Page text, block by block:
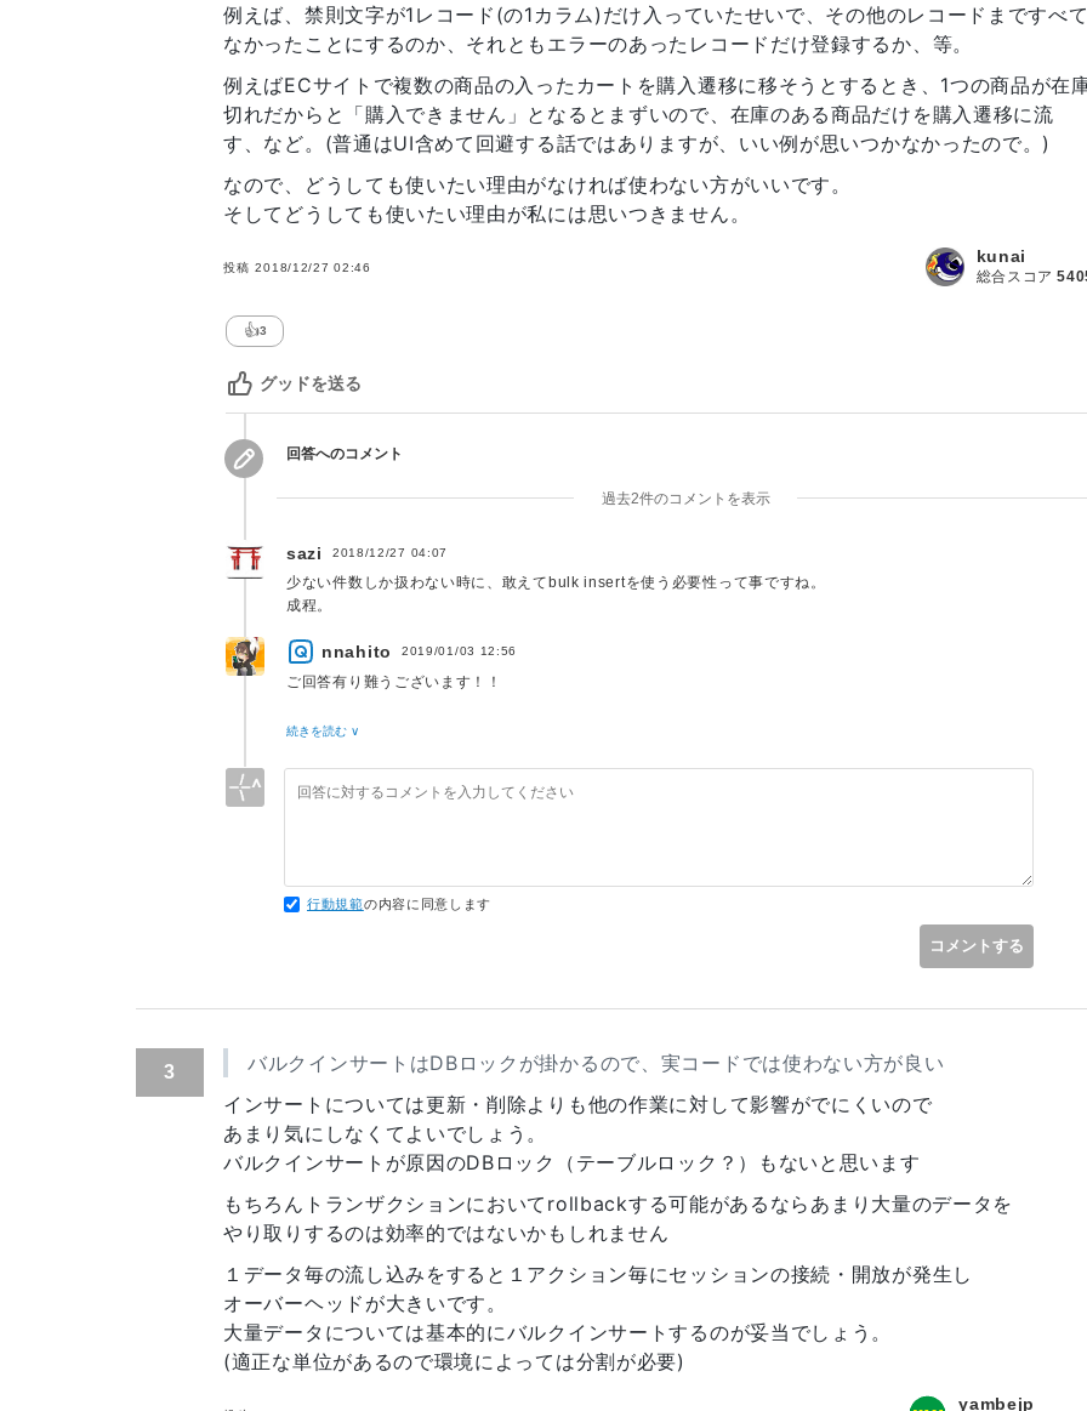
例えば、禁則文字が1レコード(の1カラム)だけ入っていたせいで、その他のレコードまですべ
なかったことにするのか、それともエラーのあったレコードだけ登録するか、等。
例えばECサイトで複数の商品の入ったカートを購入遷移に移そうとするとき、1つの商品が在
切れだからと「購入できません」となるとまずいので、在庫のある商品だけを購入遷移に流
す、など。(普通はUI含めて回避する話ではありますが、いい例が思いつかなかったので。)
なので、どうしても使いたい理由がなければ使わない方がいいです。
そしてどうしても使いたい理由が私には思いつきません。
投稿 2018/12/27 02:46
kunai
総合スコア
👍3
グッドを送る
回答へのコメント
過去2件のコメントを表示
sazi 2018/12/27 04:07
少ない件数しか扱わない時に、敢えてbulk insertを使う必要性って事ですね。
成程。
nnahito 2019/01/03 12:56
ご回答有り難うございます！！
> 単純なテーブルロックの話ではなく、デッドロックについてだと思います。
これだー！！
デッドロック！ありがとうございます！！かなりスッキリしました＞＜
sazi様とkunai様のやり取りを見、
「件数が少ないときにはバルクインサートは利用しないほうがいい」という理由がわかりました。
続きを読む ∨
行動規範の内容に同意します
コメントする
3
バルクインサートはDBロックが掛かるので、実コードでは使わない方が良い
インサートについては更新・削除よりも他の作業に対して影響がでにくいので
あまり気にしなくてよいでしょう。
バルクインサートが原因のDBロック（テーブルロック？）もないと思います
もちろんトランザクションにおいてrollbackする可能があるならあまり大量のデータを
やり取りするのは効率的ではないかもしれません
１データ毎の流し込みをすると１アクション毎にセッションの接続・開放が発生し
オーバーヘッドが大きいです。
大量データについては基本的にバルクインサートするのが妥当でしょう。
(適正な単位があるので環境によっては分割が必要)
yambejp